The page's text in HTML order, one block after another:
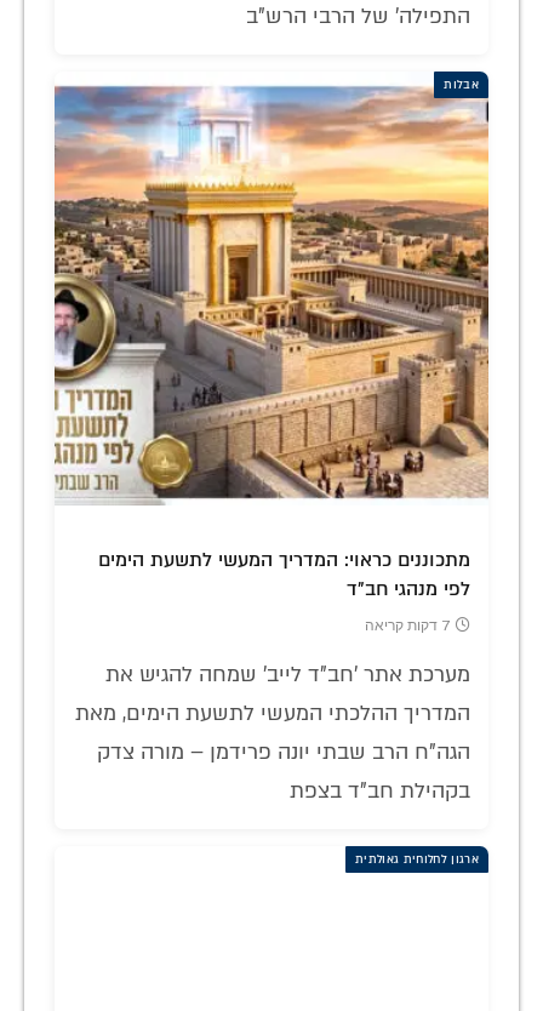
התפילה' של הרבי הרש"ב
אבלות
מתכוננים כראוי: המדריך המעשי לתשעת הימים
לפי מנהגי חב"ד
7 דקות קריאה
מערכת אתר 'חב"ד לייב' שמחה להגיש את
המדריך ההלכתי המעשי לתשעת הימים, מאת
הגה"ח הרב שבתי יונה פרידמן – מורה צדק
בקהילת חב"ד בצפת
ארגון לחלוחית גאולתית